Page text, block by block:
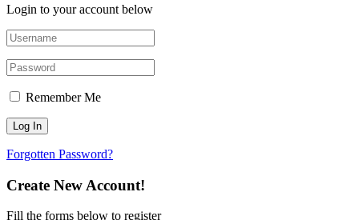
Login to your account below
Remember Me
Forgotten Password?
Create New Account!
Fill the forms below to register